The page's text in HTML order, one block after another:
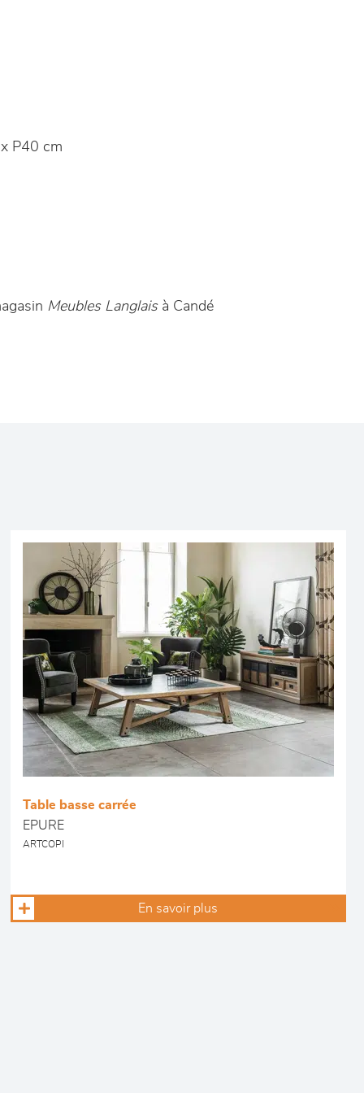
P40 cm
Meubles Langlaisà Candé
Table basse carrée
EPURE
ARTCOPI
En savoir plus